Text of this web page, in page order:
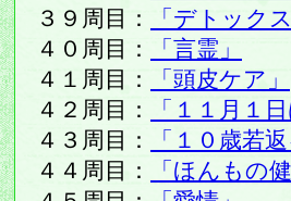
３９周目：
「デトック
４０周目：
「言霊」
４１周目：
「頭皮ケア」
４２周目：
「１１月１
４３周目：
「１０歳若
４４周目：
「ほんもの